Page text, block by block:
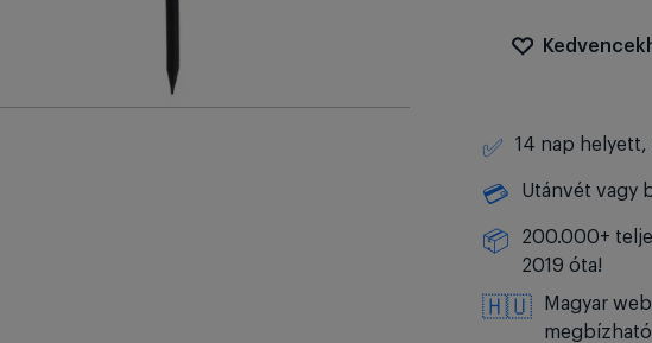
✅ 14 nap helyett,
💳 Utánvét vagy
📦
200.000+
2019 óta!
🇭🇺
Magyar